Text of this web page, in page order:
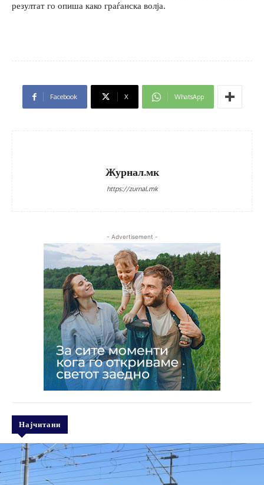
резултат го опиша како граѓанска волја.
Facebook X WhatsApp
Журнал.мк
https://zurnal.mk
- Advertisement -
Најчитани